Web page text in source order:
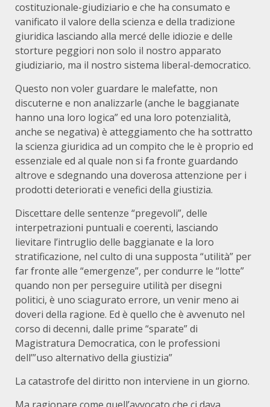
costituzionale-giudiziario e che ha consumato e
vanificato il valore della scienza e della tradizione
giuridica lasciando alla mercé delle idiozie e delle
storture peggiori non solo il nostro apparato
giudiziario, ma il nostro sistema liberal-democratico.
Questo non voler guardare le malefatte, non
discuterne e non analizzarle (anche le baggianate
hanno una loro logica” ed una loro potenzialità,
anche se negativa) è atteggiamento che ha sottratto
la scienza giuridica ad un compito che le è proprio ed
essenziale ed al quale non si fa fronte guardando
altrove e sdegnando una doverosa attenzione per i
prodotti deteriorati e venefici della giustizia.
Discettare delle sentenze “pregevoli”, delle
interpetrazioni puntuali e coerenti, lasciando
lievitare l’intruglio delle baggianate e la loro
stratificazione, nel culto di una supposta “utilità” per
far fronte alle “emergenze”, per condurre le “lotte”
quando non per perseguire utilità per disegni
politici, è uno sciagurato errore, un venir meno ai
doveri della ragione. Ed è quello che è avvenuto nel
corso di decenni, dalle prime “sparate” di
Magistratura Democratica, con le professioni
dell’”uso alternativo della giustizia”
La catastrofe del diritto non interviene in un giorno.